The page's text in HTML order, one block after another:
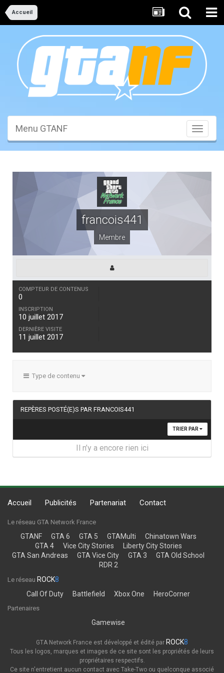
Accueil
Toggle
Menu GTANF
francois441
Membre
COMPTEUR DE CONTENUS
0
INSCRIPTION
10 juillet 2017
DERNIÈRE VISITE
11 juillet 2017
Type de contenu
REPÈRES POSTÉ(E)S PAR FRANCOIS441
TRIER PAR
Il n’y a encore rien ici
Accueil Publicités Partenariat Contact
Le réseau GTA Network France
GTANF GTA 6 GTA 5 GTAMulti
Chinatown Wars
GTA 4
Vice City Stories
Liberty City Stories
GTA San Andreas
GTA Vice City GTA 3
GTA Old School
RDR 2
Le réseau ROCK8
Call Of Duty
Battlefield Xbox One HeroCorner
Partenaires
Gamewise
GTA Network France est développé et édité par ROCK8
Tous les logos, marques et images de ce site sont les propriétés de leurs
propriétaires respectifs.
Ce site n'entretient aucun contact avec Take-Two ou quelconque associé